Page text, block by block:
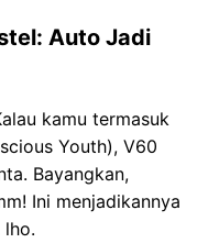
Auto Jadi
kamu termasuk
Youth), V60
Bayangkan,
Ini menjadikannya